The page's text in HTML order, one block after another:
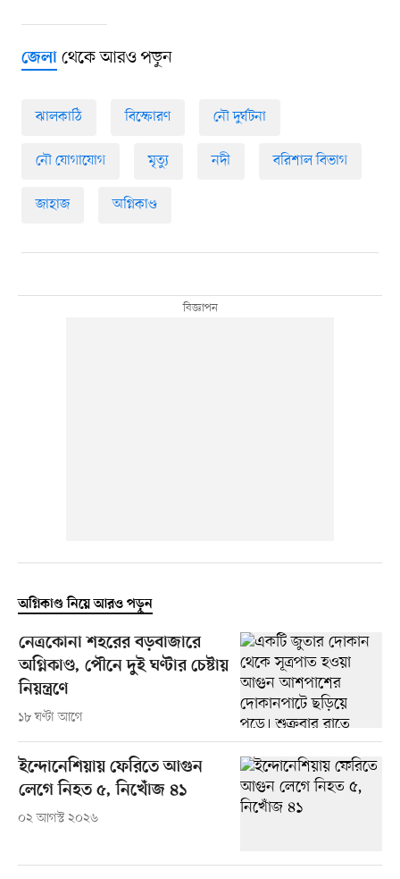
জেলাথেকে আরও পড়ুন
ঝালকাঠি বিস্ফোরণ নৌ দুর্ঘটনা
নৌ যোগাযোগ মৃত্যু নদী বরিশাল বিভাগ
জাহাজ অগ্নিকাণ্ড
অগ্নিকাণ্ড নিয়ে আরও পড়ুন
নেত্রকোনা শহরের বড়বাজারে
অগ্নিকাণ্ড, পৌনে দুই ঘণ্টার চেষ্টায়
নিয়ন্ত্রণে
১৮ ঘণ্টা আগে
ইন্দোনেশিয়ায় ফেরিতে আগুন
লেগে নিহত ৫, নিখোঁজ ৪১
০২ আগস্ট ২০২৬